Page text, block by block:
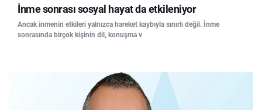
İnme sonrası sosyal hayat da etkileniyor
Ancak inmenin etkileri yalnızca hareket kaybıyla sınırlı değil. İnme
sonrasında birçok kişinin dil, konuşma v